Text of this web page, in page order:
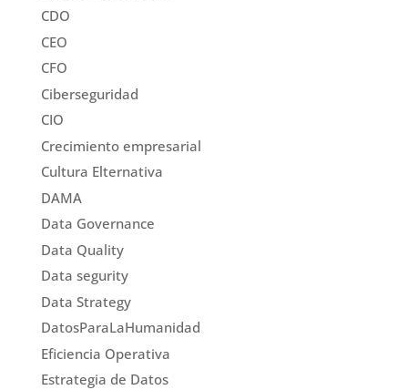
CDO
CEO
CFO
Ciberseguridad
CIO
Crecimiento empresarial
Cultura Elternativa
DAMA
Data Governance
Data Quality
Data segurity
Data Strategy
DatosParaLaHumanidad
Eficiencia Operativa
Estrategia de Datos